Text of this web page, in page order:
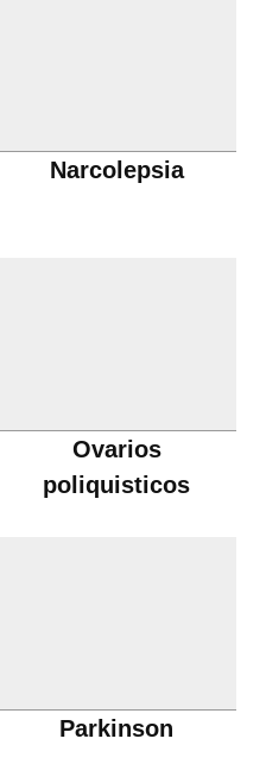
Narcolepsia
Ovarios
poliquisticos
Parkinson